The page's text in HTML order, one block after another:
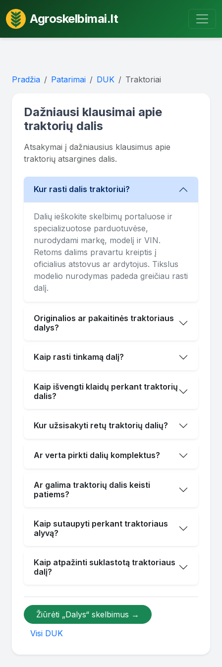
Agroskelbimai.lt
Pradžia Patarimai DUK Traktoriai
Dažniausi klausimai apie
traktorių dalis
Atsakymai į dažniausius klausimus apie
traktorių atsargines dalis.
Kur rasti dalis traktoriui?
Dalių ieškokite skelbimų portaluose ir
specializuotose parduotuvėse,
nurodydami markę, modelį ir VIN.
Retoms dalims pravartu kreiptis į
oficialius atstovus ar ardytojus. Tikslus
modelio nurodymas padeda greičiau rasti
dalį.
Originalios ar pakaitinės traktoriaus
dalys?
Kaip rasti tinkamą dalį?
Kaip išvengti klaidų perkant traktorių
dalis?
Kur užsisakyti retų traktorių dalių?
Ar verta pirkti dalių komplektus?
Ar galima traktorių dalis keisti
patiems?
Kaip sutaupyti perkant traktoriaus
alyvą?
Kaip atpažinti suklastotą traktoriaus
dalį?
Žiūrėti „Dalys“ skelbimus →
Visi DUK